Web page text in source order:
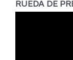
RUEDA DE